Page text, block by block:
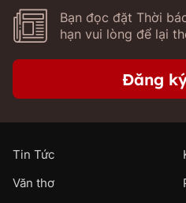
Bạn đọc đặt Thời
hạn vui lòng để lại
Đăng
Tin Tức
Văn thơ